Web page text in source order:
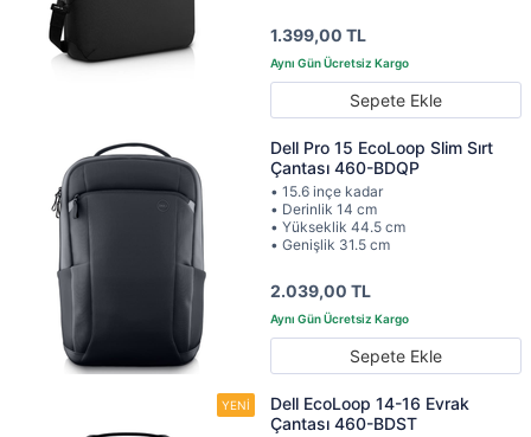
1.399,00 TL
Sepete Ekle
Dell Pro 15 EcoLoop Slim Sırt
Çantası 460-BDQP
• 15.6 inçe kadar
• Derinlik 14 cm
• Yükseklik 44.5 cm
• Genişlik 31.5 cm
2.039,00 TL
Sepete Ekle
Dell EcoLoop 14-16 Evrak
Çantası 460-BDST